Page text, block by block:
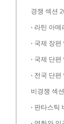
경쟁 섹션
• 라틴 아
• 국제 장
• 국제 단
• 전국 단
비경쟁 섹션
• 판타스틱